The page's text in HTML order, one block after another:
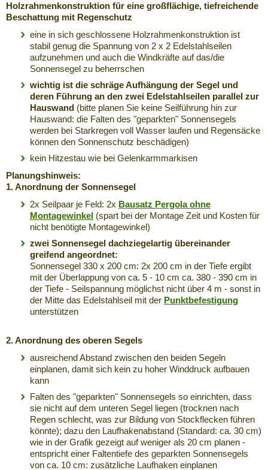
Holzrahmenkonstruktion für eine großflächige, tiefreichende
Beschattung mit Regenschutz
eine in sich geschlossene Holzrahmenkonstruktion ist
stabil genug die Spannung von 2 x 2 Edelstahlseilen
aufzunehmen und auch die Windkräfte auf das/die
Sonnensegel zu beherrschen
wichtig ist die schräge Aufhängung der Segel und
deren Führung an den zwei Edelstahlseilen parallel zur
Hauswand (bitte planen Sie keine Seilführung hin zur
Hauswand: die Falten des "geparkten" Sonnensegels
werden bei Starkregen voll Wasser laufen und Regensäcke
können den Sonnenschutz beschädigen)
kein Hitzestau wie bei Gelenkarmmarkisen
Planungshinweis:
1. Anordnung der Sonnensegel
2x Seilpaar je Feld: 2x Bausatz Pergola ohne
Montagewinkel (spart bei der Montage Zeit und Kosten für
nicht benötigte Montagewinkel)
zwei Sonnensegel dachziegelartig übereinander
greifend angeordnet:
Sonnensegel 330 x 200 cm: 2x 200 cm in der Tiefe ergibt
mit der Überlappung von ca. 5 - 10 cm ca. 380 - 390 cm in
der Tiefe - Seilspannung möglichst nicht über 4 m - sonst in
der Mitte das Edelstahlseil mit der Punktbefestigung
unterstützen
2. Anordnung des oberen Segels
ausreichend Abstand zwischen den beiden Segeln
einplanen, damit sich kein zu hoher Winddruck aufbauen
kann
Falten des "geparkten" Sonnensegels so einrichten, dass
sie nicht auf dem unteren Segel liegen (trocknen nach
Regen schlecht, was zur Bildung von Stockflecken führen
könnte); dazu den Laufhakenabstand (Standard: ca. 30 cm)
wie in der Grafik gezeigt auf weniger als 20 cm planen -
entspricht einer Faltentiefe des geparkten Sonnensegels
von ca. 10 cm: zusätzliche Laufhaken einplanen